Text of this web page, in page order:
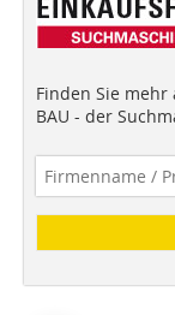
Finden Sie mehr
BAU - der